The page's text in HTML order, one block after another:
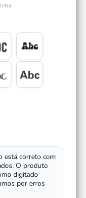
está correto com
O produto
digitado
por erros